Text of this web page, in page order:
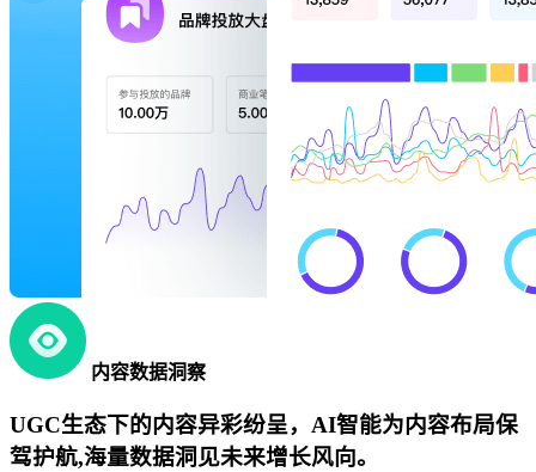
内容数据洞察
UGC生态下的内容异彩纷呈，AI智能为内容布局保
驾护航,海量数据洞见未来增长风向。